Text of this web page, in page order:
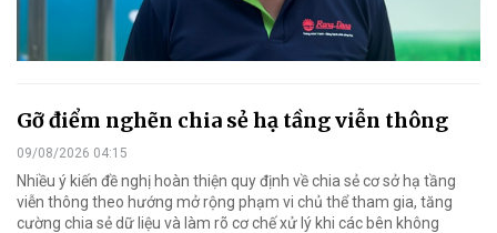
Gỡ điểm nghẽn chia sẻ hạ tầng viễn thông
09/08/2026 04:15
Nhiều ý kiến đề nghị hoàn thiện quy định về chia sẻ cơ sở hạ tầng
viễn thông theo hướng mở rộng phạm vi chủ thể tham gia, tăng
cường chia sẻ dữ liệu và làm rõ cơ chế xử lý khi các bên không